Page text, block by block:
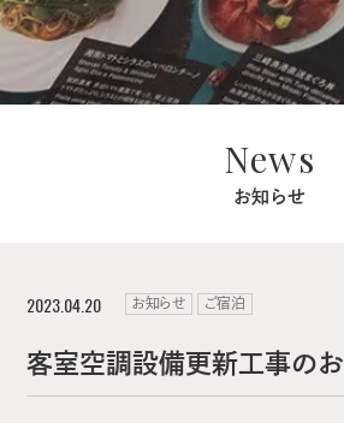
News
お知らせ
2023.04.20 お知らせ ご宿泊
客室空調設備更新工事の